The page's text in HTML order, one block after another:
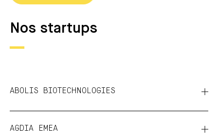
Nos startups
ABOLIS BIOTECHNOLOGIES
AGDIA EMEA